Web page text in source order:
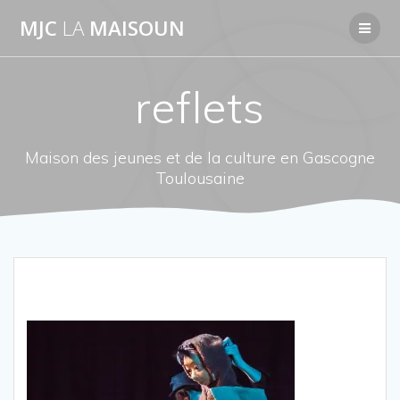
MJC LA MAISOUN
reflets
Maison des jeunes et de la culture en Gascogne
Toulousaine